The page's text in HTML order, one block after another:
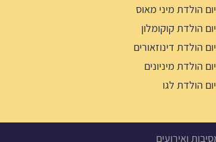
יום הולדת מיני מאוס
יום הולדת קוקומלון
יום הולדת דינוזאורים
יום הולדת מיניונים
יום הולדת לגו